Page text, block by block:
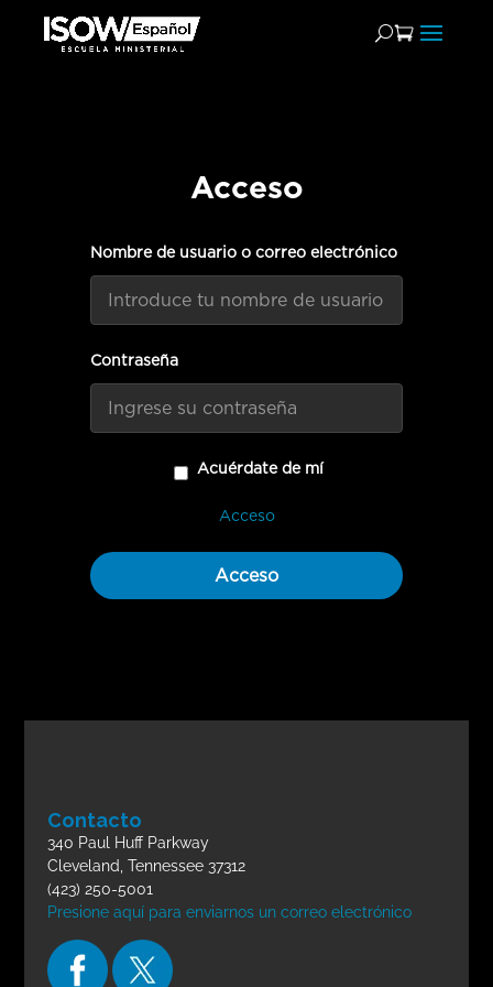
Acceso
Nombre de usuario o correo electrónico
Contraseña
Acuérdate de mí
Acceso
Acceso
Contacto
340 Paul Huff Parkway
Cleveland, Tennessee 37312
(423) 250-5001
Presione aquí para enviarnos un correo electrónico